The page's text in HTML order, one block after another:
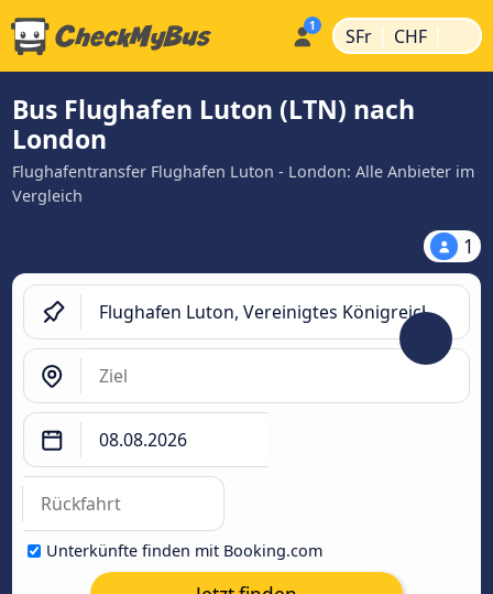
SFr | CHF |
Bus Flughafen Luton (LTN) nach
London
Flughafentransfer Flughafen Luton - London: Alle Anbieter im
Vergleich
1
Unterkünfte finden mit Booking.com